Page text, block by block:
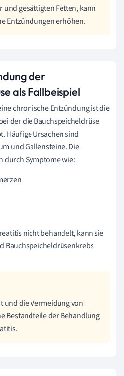
und gesättigten Fetten, kann
Entzündungen erhöhen.
der
als Fallbeispiel
chronische Entzündung ist die
der die Bauchspeicheldrüse
Häufige Ursachen sind
und Gallensteine. Die
durch Symptome wie:
nicht behandelt, kann sie
Bauchspeicheldrüsenkrebs
und die Vermeidung von
Bestandteile der Behandlung